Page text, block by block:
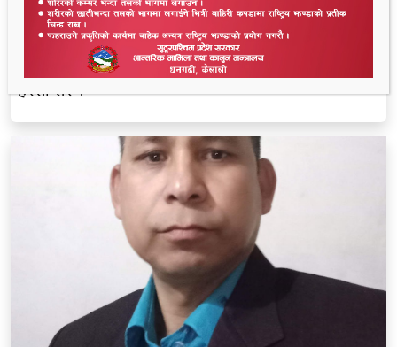
लालझाडीका सम्पूर्ण भलमन्सालाई सम्मानसहित कुर्सी
हस्तान्तरण